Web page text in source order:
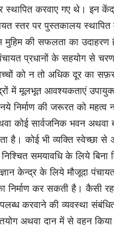
स्थापित करवाए गए थे। इन
स्तर पर पुस्तकालय
मुहिम की सफलता का
प्रधानों के सहयोग से
को न तो अधिक दूर का
में मूलभूत आवश्यकताएं
निर्माण की जरूरत को महत्व
कोई सार्वजनिक भवन
है। कोई भी व्यक्ति स्वेच्छा
समयावधि के लिये
केन्द्र के लिये मौजूदा
निर्माण कर सकती है। कैसी
उपलब्ध करवाने की व्यवस्था
अथवा दान में से वहन